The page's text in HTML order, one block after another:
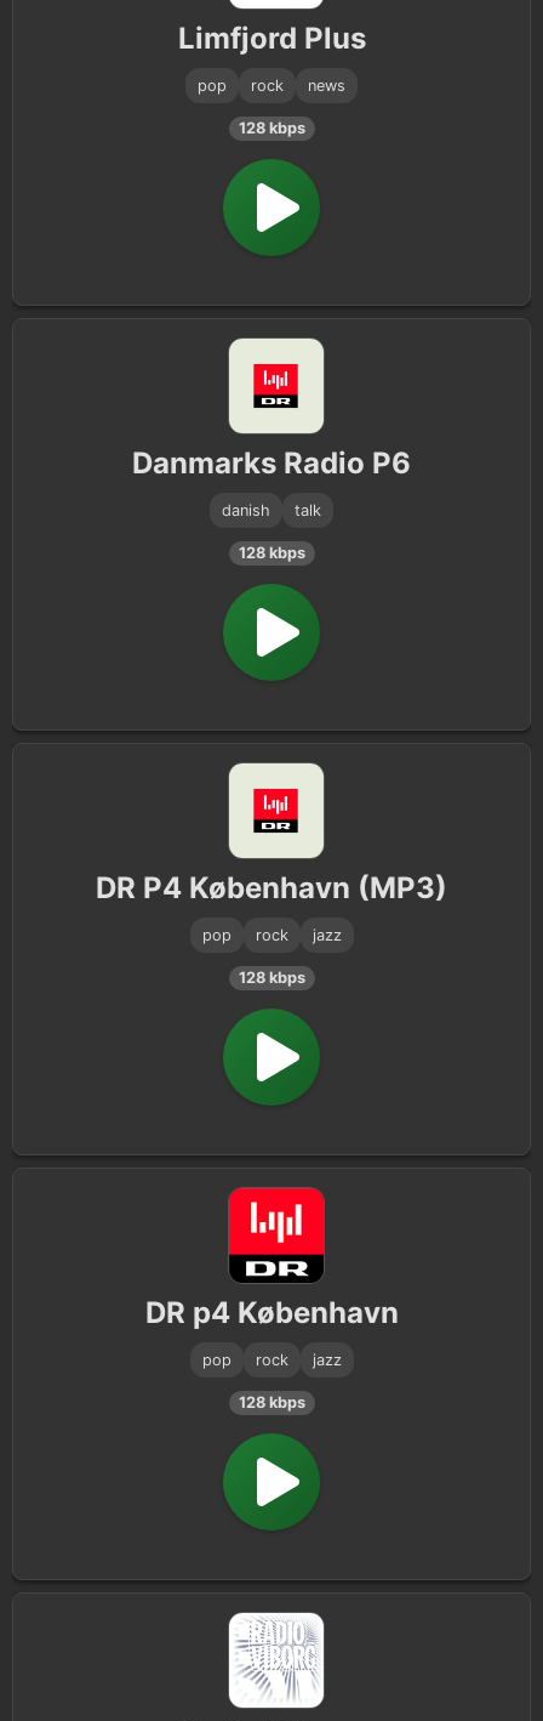
Limfjord Plus
pop rock news
128 kbps
Danmarks Radio P6
danish talk
128 kbps
DR P4 København (MP3)
pop rock jazz
128 kbps
DR p4 København
pop rock jazz
128 kbps